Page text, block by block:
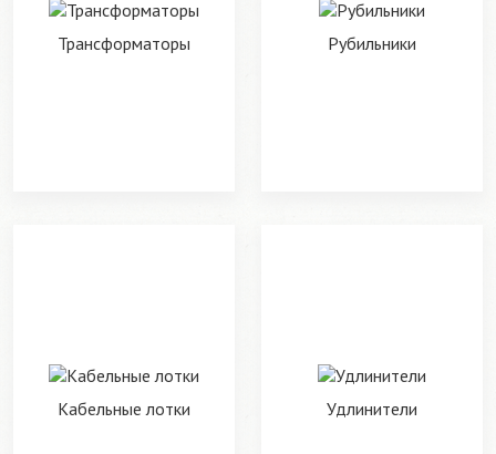
Трансформаторы Рубильники
Кабельные лотки Удлинители